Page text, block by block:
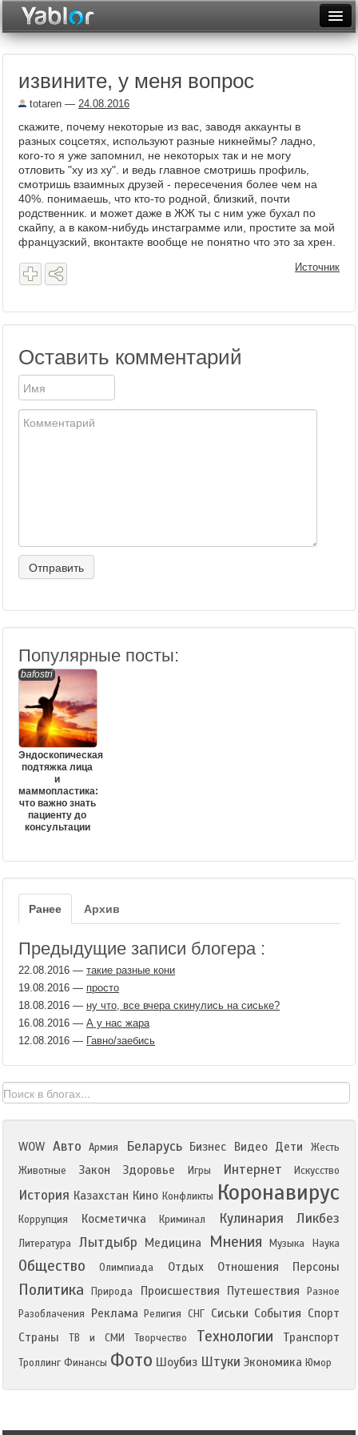
Неделя
Рейтинги
Архив
Фототоп
Видеотоп
извините, у меня вопрос
totaren — 24.08.2016
скажите, почему некоторые из вас, заводя аккаунты в
разных соцсетях, используют разные никнеймы? ладно,
кого-то я уже запомнил, не некоторых так и не могу
отловить "ху из ху". и ведь главное смотришь профиль,
смотришь взаимных друзей - пересечения более чем на
40%. понимаешь, что кто-то родной, близкий, почти
родственник. и может даже в ЖЖ ты с ним уже бухал по
скайпу, а в каком-нибудь инстаграмме или, простите за мой
французский, вконтакте вообще не понятно что это за хрен.
Источник
Оставить комментарий
Популярные посты:
bafostri
Эндоскопическая
подтяжка лица
и
маммопластика:
что важно знать
пациенту до
консультации
Ранее Архив
Предыдущие записи блогера :
22.08.2016 — такие разные кони
19.08.2016 — просто
18.08.2016 — ну что, все вчера скинулись на сиське?
16.08.2016 — А у нас жара
12.08.2016 — Гавно/заебись
WOW Авто Армия Беларусь Бизнес Видео Дети
Жесть
Животные
Закон Здоровье Игры Интернет Искусство
История Казахстан Кино Конфликты Коронавирус
Коррупция Косметичка Криминал Кулинария Ликбез
Литература Лытдыбр Медицина Мнения Музыка Наука
Общество Олимпиада Отдых Отношения Персоны
Политика Природа Происшествия Путешествия
Разное
Разоблачения
Реклама Религия СНГ Сиськи События Спорт
Страны
ТВ и СМИ Творчество Технологии Транспорт
Троллинг Финансы Фото Шоубиз Штуки Экономика Юмор